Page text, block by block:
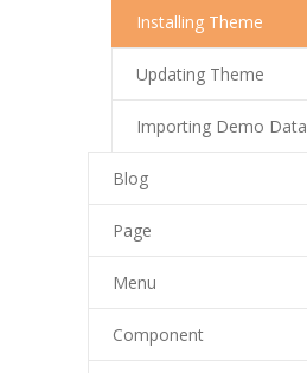
Installing Theme
Updating Theme
Importing Demo Data
Blog
Page
Menu
Component